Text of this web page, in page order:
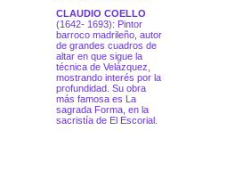
CLAUDIO COELLO
(1642- 1693): Pintor
barroco madrileño, autor
de grandes cuadros de
altar en que sigue la
técnica de Velázquez,
mostrando interés por la
profundidad. Su obra
más famosa es La
sagrada Forma, en la
sacristía de El Escorial.